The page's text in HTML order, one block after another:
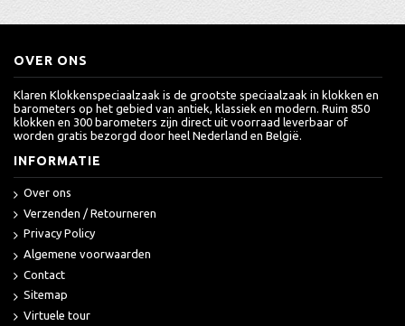
OVER ONS
Klaren Klokkenspeciaalzaak is de grootste speciaalzaak in klokken en
barometers op het gebied van antiek, klassiek en modern. Ruim 850
klokken en 300 barometers zijn direct uit voorraad leverbaar of
worden gratis bezorgd door heel Nederland en België.
INFORMATIE
Over ons
Verzenden / Retourneren
Privacy Policy
Algemene voorwaarden
Contact
Sitemap
Virtuele tour